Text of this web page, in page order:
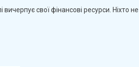
свої фінансові ресурси. Ніхто